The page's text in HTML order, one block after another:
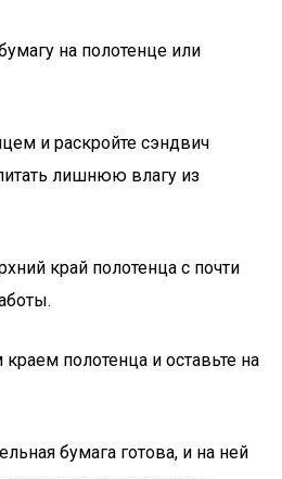
на полотенце или
и раскройте сэндвич
лишнюю влагу из
край полотенца с почти
полотенца и оставьте на
бумага готова, и на ней